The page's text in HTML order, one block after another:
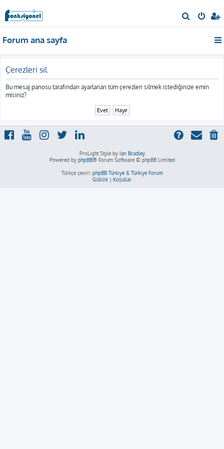
r
Forum ana sayfa
Çerezleri sil
Bu mesaj panosu tarafından ayarlanan tüm çerezleri silmek istediğinize emin
misiniz?
ProLight Style by Ian Bradley
Powered by phpBB® Forum Software © phpBB Limited
Türkçe çeviri: phpBB Türkiye& Türkiye Forum
Gizlilik | Koşullar